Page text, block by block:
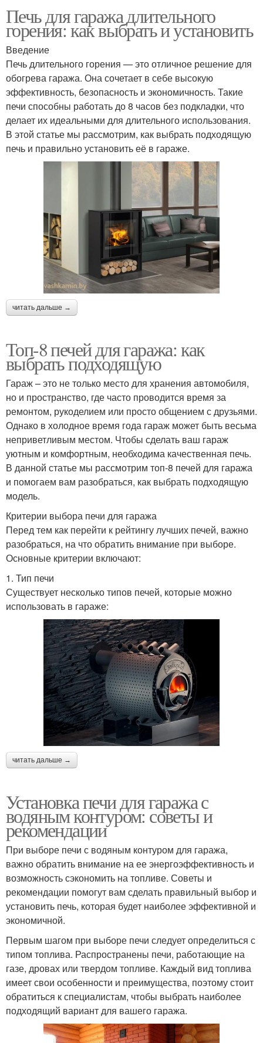
Печь для гаража длительного
горения: как выбрать и установить
Введение
Печь длительного горения — это отличное решение для
обогрева гаража. Она сочетает в себе высокую
эффективность, безопасность и экономичность. Такие
печи способны работать до 8 часов без подкладки, что
делает их идеальными для длительного использования.
В этой статье мы рассмотрим, как выбрать подходящую
печь и правильно установить её в гараже.
читать дальше →
Топ-8 печей для гаража: как
выбрать подходящую
Гараж – это не только место для хранения автомобиля,
но и пространство, где часто проводится время за
ремонтом, рукоделием или просто общением с друзьями.
Однако в холодное время года гараж может быть весьма
неприветливым местом. Чтобы сделать ваш гараж
уютным и комфортным, необходима качественная печь.
В данной статье мы рассмотрим топ-8 печей для гаража
и помогаем вам разобраться, как выбрать подходящую
модель.
Критерии выбора печи для гаража
Перед тем как перейти к рейтингу лучших печей, важно
разобраться, на что обратить внимание при выборе.
Основные критерии включают:
1. Тип печи
Существует несколько типов печей, которые можно
использовать в гараже:
читать дальше →
Установка печи для гаража с
водяным контуром: советы и
рекомендации
При выборе печи с водяным контуром для гаража,
важно обратить внимание на ее энергоэффективность и
возможность сэкономить на топливе. Советы и
рекомендации помогут вам сделать правильный выбор и
установить печь, которая будет наиболее эффективной и
экономичной.
Первым шагом при выборе печи следует определиться с
типом топлива. Распространены печи, работающие на
газе, дровах или твердом топливе. Каждый вид топлива
имеет свои особенности и преимущества, поэтому стоит
обратиться к специалистам, чтобы выбрать наиболее
подходящий вариант для вашего гаража.